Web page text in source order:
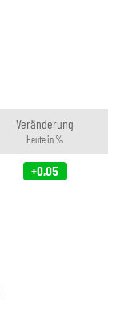
Veränderung
Heute in %
+0,05